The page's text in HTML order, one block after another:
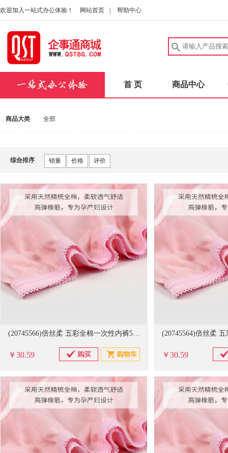
欢迎加入一站式办公体验！ 网站首页 帮助中心
首 页 商品中心
商品大类 全部
综合排序 销量 价格 评价
(20745566)倍丝柔 五彩全棉一次性内裤5条装 BS-H040 XXXL码 免洗内裤-(单位：盒)
￥30.59 ￥30.59